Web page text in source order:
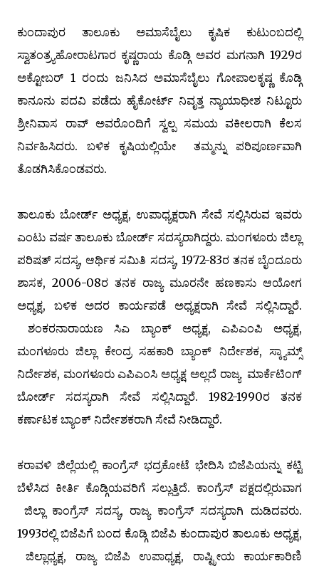
ಕುಂದಾಪುರ ತಾಲೂಕು ಅಮಾಸೆಬೈಲು ಕೃಷಿಕ ಕುಟುಂಬದಲ್ಲಿ
ಸ್ವಾತಂತ್ರ್ಯಹೋರಾಟಗಾರ ಕೃಷ್ಣರಾಯ ಕೊಡ್ಗಿ ಅವರ ಮಗನಾಗಿ 1929ರ
ಅಕ್ಟೋಬರ್ 1 ರಂದು ಜನಿಸಿದ ಅಮಾಸೆಬೈಲು ಗೋಪಾಲಕೃಷ್ಣ ಕೊಡ್ಗಿ
ಕಾನೂನು ಪದವಿ ಪಡೆದು ಹೈಕೋರ್ಟ್ ನಿವೃತ್ತ ನ್ಯಾಯಾಧೀಶ ನಿಟ್ಟೂರು
ಶ್ರೀನಿವಾಸ ರಾವ್ ಅವರೊಂದಿಗೆ ಸ್ವಲ್ಪ ಸಮಯ ವಕೀಲರಾಗಿ ಕೆಲಸ
ನಿರ್ವಹಿಸಿದರು. ಬಳಿಕ ಕೃಷಿಯಲ್ಲಿಯೇ ತಮ್ಮನ್ನು ಪರಿಪೂರ್ಣವಾಗಿ
ತೊಡಗಿಸಿಕೊಂಡವರು.
ತಾಲೂಕು ಬೋರ್ಡ್ ಅಧ್ಯಕ್ಷ, ಉಪಾಧ್ಯಕ್ಷರಾಗಿ ಸೇವೆ ಸಲ್ಲಿಸಿರುವ ಇವರು
ಎಂಟು ವರ್ಷ ತಾಲೂಕು ಬೋರ್ಡ್ ಸದಸ್ಯರಾಗಿದ್ದರು. ಮಂಗಳೂರು ಜಿಲ್ಲಾ
ಪರಿಷತ್ ಸದಸ್ಯ, ಆರ್ಥಿಕ ಸಮಿತಿ ಸದಸ್ಯ, 1972-83ರ ತನಕ ಬೈಂದೂರು
ಶಾಸಕ, 2006-08ರ ತನಕ ರಾಜ್ಯ ಮೂರನೇ ಹಣಕಾಸು ಆಯೋಗ
ಅಧ್ಯಕ್ಷ, ಬಳಿಕ ಅದರ ಕಾರ್ಯಪಡೆ ಅಧ್ಯಕ್ಷರಾಗಿ ಸೇವೆ ಸಲ್ಲಿಸಿದ್ದಾರೆ.
ಶಂಕರನಾರಾಯಣ ಸಿಎ ಬ್ಯಾಂಕ್ ಅಧ್ಯಕ್ಷ, ಎಪಿಎಂಪಿ ಅಧ್ಯಕ್ಷ,
ಮಂಗಳೂರು ಜಿಲ್ಲಾ ಕೇಂದ್ರ ಸಹಕಾರಿ ಬ್ಯಾಂಕ್ ನಿರ್ದೇಶಕ, ಸ್ಕ್ಯಾಮ್ಸ್
ನಿರ್ದೇಶಕ, ಮಂಗಳೂರು ಎಪಿಎಂಸಿ ಅಧ್ಯಕ್ಷ ಅಲ್ಲದೆ ರಾಜ್ಯ ಮಾರ್ಕೆಟಿಂಗ್
ಬೋರ್ಡ್ ಸದಸ್ಯರಾಗಿ ಸೇವೆ ಸಲ್ಲಿಸಿದ್ದಾರೆ. 1982-1990ರ ತನಕ
ಕರ್ಣಾಟಕ ಬ್ಯಾಂಕ್ ನಿರ್ದೇಶಕರಾಗಿ ಸೇವೆ ನೀಡಿದ್ದಾರೆ.
ಕರಾವಳಿ ಜಿಲ್ಲೆಯಲ್ಲಿ ಕಾಂಗ್ರೆಸ್ ಭದ್ರಕೋಟೆ ಭೇದಿಸಿ ಬಿಜೆಪಿಯನ್ನು ಕಟ್ಟಿ
ಬೆಳೆಸಿದ ಕೀರ್ತಿ ಕೊಡ್ಗಿಯವರಿಗೆ ಸಲ್ಲುತ್ತಿದೆ. ಕಾಂಗ್ರೆಸ್ ಪಕ್ಷದಲ್ಲಿರುವಾಗ
ಜಿಲ್ಲಾ ಕಾಂಗ್ರೆಸ್ ಸದಸ್ಯ, ರಾಜ್ಯ ಕಾಂಗ್ರೆಸ್ ಸದಸ್ಯರಾಗಿ ದುಡಿದವರು.
1993ರಲ್ಲಿ ಬಿಜೆಪಿಗೆ ಬಂದ ಕೊಡ್ಗಿ ಬಿಜೆಪಿ ಕುಂದಾಪುರ ತಾಲೂಕು ಅಧ್ಯಕ್ಷ,
ಜಿಲ್ಲಾಧ್ಯಕ್ಷ, ರಾಜ್ಯ ಬಿಜೆಪಿ ಉಪಾಧ್ಯಕ್ಷ, ರಾಷ್ಟ್ರೀಯ ಕಾರ್ಯಕಾರಿಣಿ